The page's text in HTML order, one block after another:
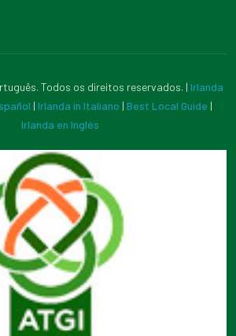
Todos os direitos reservados. | Irlanda
| Irlanda in Italiano | Best Local Guide |
Irlanda en Inglés